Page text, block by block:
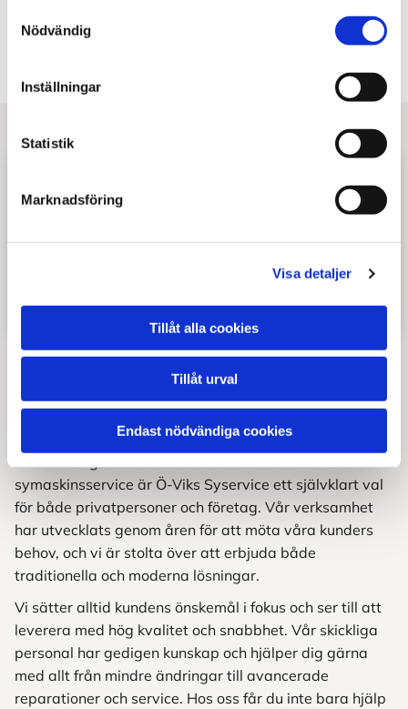
Nödvändig
Inställningar
Statistik
Marknadsföring
Visa detaljer
Tillåt alla cookies
Tillåt urval
Endast nödvändiga cookies
Om Ö-Viks Syservice / Atelje
AB
symaskinsservice är Ö-Viks Syservice ett självklart val
för både privatpersoner och företag. Vår verksamhet
har utvecklats genom åren för att möta våra kunders
behov, och vi är stolta över att erbjuda både
traditionella och moderna lösningar.
Vi sätter alltid kundens önskemål i fokus och ser till att
leverera med hög kvalitet och snabbhet. Vår skickliga
personal har gedigen kunskap och hjälper dig gärna
med allt från mindre ändringar till avancerade
reparationer och service. Hos oss får du inte bara hjälp